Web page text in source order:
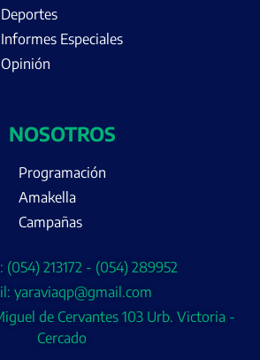
Deportes
Informes Especiales
Opinión
NOSOTROS
Programación
Amakella
Campañas
(054) 213172 - (054) 289952
yaraviaqp@gmail.com
de Cervantes 103 Urb. Victoria -
Cercado